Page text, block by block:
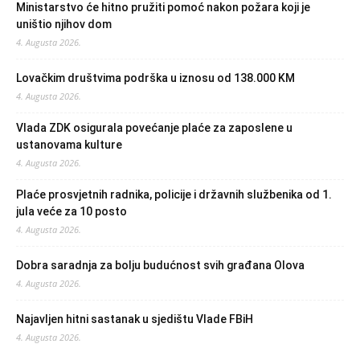
Ministarstvo će hitno pružiti pomoć nakon požara koji je
uništio njihov dom
4. Augusta 2026.
Lovačkim društvima podrška u iznosu od 138.000 KM
4. Augusta 2026.
Vlada ZDK osigurala povećanje plaće za zaposlene u
ustanovama kulture
4. Augusta 2026.
Plaće prosvjetnih radnika, policije i državnih službenika od 1.
jula veće za 10 posto
4. Augusta 2026.
Dobra saradnja za bolju budućnost svih građana Olova
4. Augusta 2026.
Najavljen hitni sastanak u sjedištu Vlade FBiH
4. Augusta 2026.